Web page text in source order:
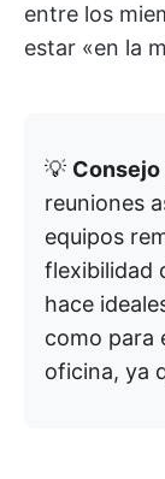
entre los
estar «en la
💡
reuniones
equipos
flexibilidad
hace
como para
oficina, ya